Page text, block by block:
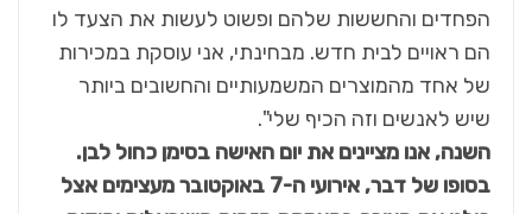
הפחדים והחששות שלהם ופשוט לעשות את הצעד לו
הם ראויים לבית חדש. מבחינתי, אני עוסקת במכירות
של אחד מהמוצרים המשמעותיים והחשובים ביותר
שיש לאנשים וזה הכיף שלי".
השנה, אנו מציינים את יום האישה בסימן כחול לבן.
בסופו של דבר, אירועי ה-7 באוקטובר מעצימים אצל